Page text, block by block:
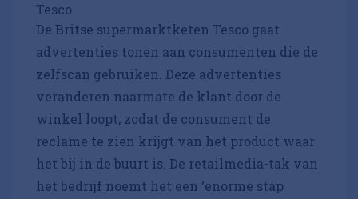
Tesco
De Britse supermarktketen Tesco gaat
advertenties tonen aan consumenten die de
zelfscan gebruiken. Deze advertenties
veranderen naarmate de klant door de
winkel loopt, zodat de consument de
reclame te zien krijgt van het product waar
het bij in de buurt is. De retailmedia-tak van
het bedrijf noemt het een ‘enorme stap